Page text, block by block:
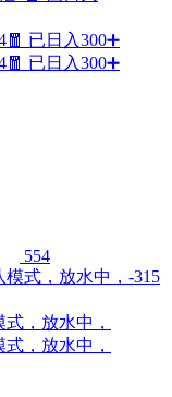
已日入300➕
已日入300➕
554
，放水中，
，放水中，